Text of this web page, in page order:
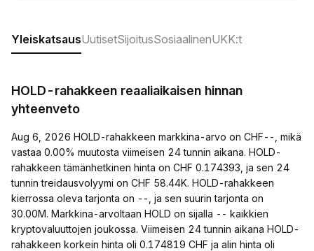
YleiskatsausUutisetSijoitusSosiaalinenUKK:t
HOLD-rahakkeen reaaliaikaisen hinnan
yhteenveto
Aug 6, 2026 HOLD-rahakkeen markkina-arvo on CHF--, mikä
vastaa 0.00% muutosta viimeisen 24 tunnin aikana. HOLD-
rahakkeen tämänhetkinen hinta on CHF 0.174393, ja sen 24
tunnin treidausvolyymi on CHF 58.44K. HOLD-rahakkeen
kierrossa oleva tarjonta on --, ja sen suurin tarjonta on
30.00M. Markkina-arvoltaan HOLD on sijalla -- kaikkien
kryptovaluuttojen joukossa. Viimeisen 24 tunnin aikana HOLD-
rahakkeen korkein hinta oli 0.174819 CHF ja alin hinta oli